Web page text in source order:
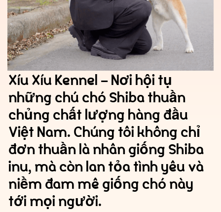
Chó Shiba inu
Xíu Xíu Kennel – Nơi hội tụ
những chú chó Shiba thuần
chủng chất lượng hàng đầu
Việt Nam. Chúng tôi không chỉ
đơn thuần là nhân giống Shiba
inu, mà còn lan tỏa tình yêu và
niềm đam mê giống chó này
tới mọi người.